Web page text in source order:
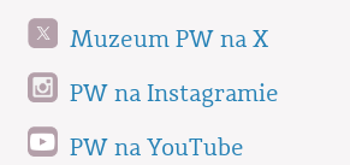
Muzeum PW na X
PW na Instagramie
PW na YouTube